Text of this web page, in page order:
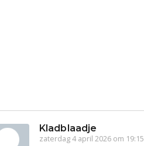
Kladblaadje
zaterdag 4 april 2026 om 19:15